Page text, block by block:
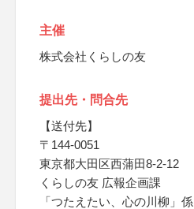
主催
株式会社くらしの友
提出先・問合先
【送付先】
〒144-0051
東京都大田区西蒲田8-2-12
くらしの友 広報企画課
「つたえたい、心の川柳」係